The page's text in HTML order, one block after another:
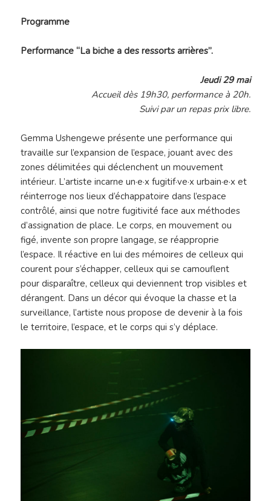
Programme
Performance “La biche a des ressorts arrières”.
Jeudi 29 mai
Accueil dès 19h30, performance à 20h.
Suivi par un repas prix libre.
Gemma Ushengewe présente une performance qui
travaille sur l’expansion de l’espace, jouant avec des
zones délimitées qui déclenchent un mouvement
intérieur. L’artiste incarne un·e·x fugitif·ve·x urbain·e·x et
réinterroge nos lieux d’échappatoire dans l’espace
contrôlé, ainsi que notre fugitivité face aux méthodes
d’assignation de place. Le corps, en mouvement ou
figé, invente son propre langage, se réapproprie
l’espace. Il réactive en lui des mémoires de celleux qui
courent pour s’échapper, celleux qui se camouflent
pour disparaître, celleux qui deviennent trop visibles et
dérangent. Dans un décor qui évoque la chasse et la
surveillance, l’artiste nous propose de devenir à la fois
le territoire, l’espace, et le corps qui s’y déplace.